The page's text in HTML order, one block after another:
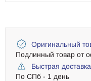
Оригинальный
Подлинный товар от
Быстрая доставка
По СПб - 1 день